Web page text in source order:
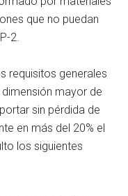
que no puedan
2.
requisitos generales
mayor de
sin pérdida de
en más del 20% el
los siguientes